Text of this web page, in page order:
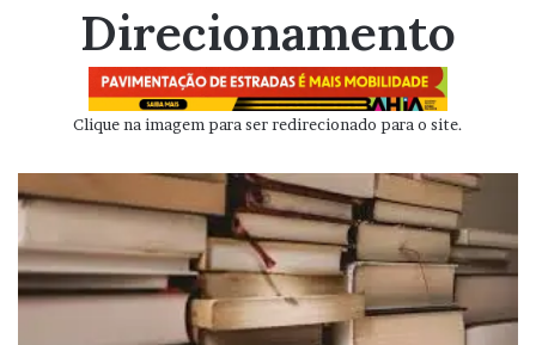
Direcionamento
Clique na imagem para ser redirecionado para o site.